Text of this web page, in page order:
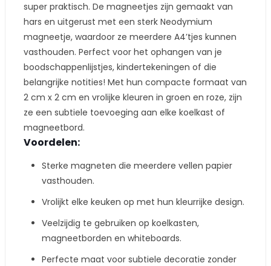
super praktisch. De magneetjes zijn gemaakt van
hars en uitgerust met een sterk Neodymium
magneetje, waardoor ze meerdere A4’tjes kunnen
vasthouden. Perfect voor het ophangen van je
boodschappenlijstjes, kindertekeningen of die
belangrijke notities! Met hun compacte formaat van
2 cm x 2 cm en vrolijke kleuren in groen en roze, zijn
ze een subtiele toevoeging aan elke koelkast of
magneetbord.
Voordelen:
Sterke magneten die meerdere vellen papier
vasthouden.
Vrolijkt elke keuken op met hun kleurrijke design.
Veelzijdig te gebruiken op koelkasten,
magneetborden en whiteboards.
Perfecte maat voor subtiele decoratie zonder